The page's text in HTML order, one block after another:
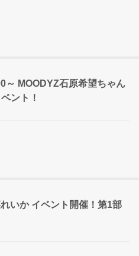
～ MOODYZ石原希望ちゃん
ント！
れいか イベント開催！第1部